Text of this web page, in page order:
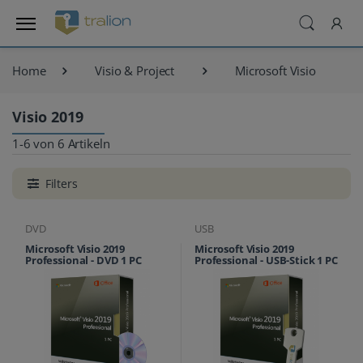
Home Visio & Project Microsoft Visio
Visio 2019
1-6 von 6 Artikeln
Filters
DVD
Microsoft Visio 2019
Professional - DVD 1 PC
USB
Microsoft Visio 2019
Professional - USB-Stick 1 PC